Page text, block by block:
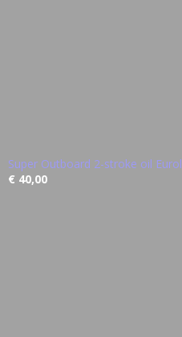
Super Outboard 2-stroke oil Eurol
€ 40,00